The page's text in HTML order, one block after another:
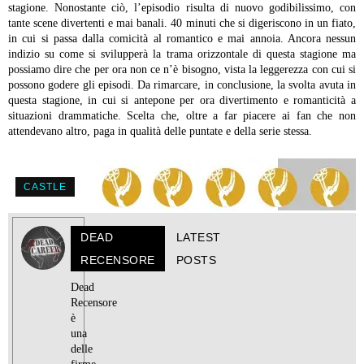
stagione. Nonostante ciò, l’episodio risulta di nuovo godibilissimo, con
tante scene divertenti e mai banali. 40 minuti che si digeriscono in un fiato,
in cui si passa dalla comicità al romantico e mai annoia. Ancora nessun
indizio su come si svilupperà la trama orizzontale di questa stagione ma
possiamo dire che per ora non ce n’è bisogno, vista la leggerezza con cui si
possono godere gli episodi. Da rimarcare, in conclusione, la svolta avuta in
questa stagione, in cui si antepone per ora divertimento e romanticità a
situazioni drammatiche. Scelta che, oltre a far piacere ai fan che non
attendevano altro, paga in qualità delle puntate e della serie stessa.
CASTLE
DEAD
RECENSORE
LATEST
POSTS
Dead
Recensore
è
una
delle